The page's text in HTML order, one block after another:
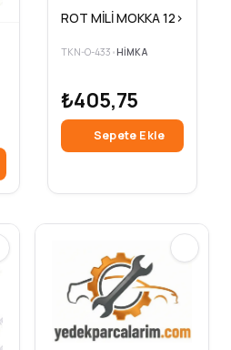
ROT MİLİ MOKKA 12>
TKN-O-433 •HIMKA
₺405,75
Sepete Ekle